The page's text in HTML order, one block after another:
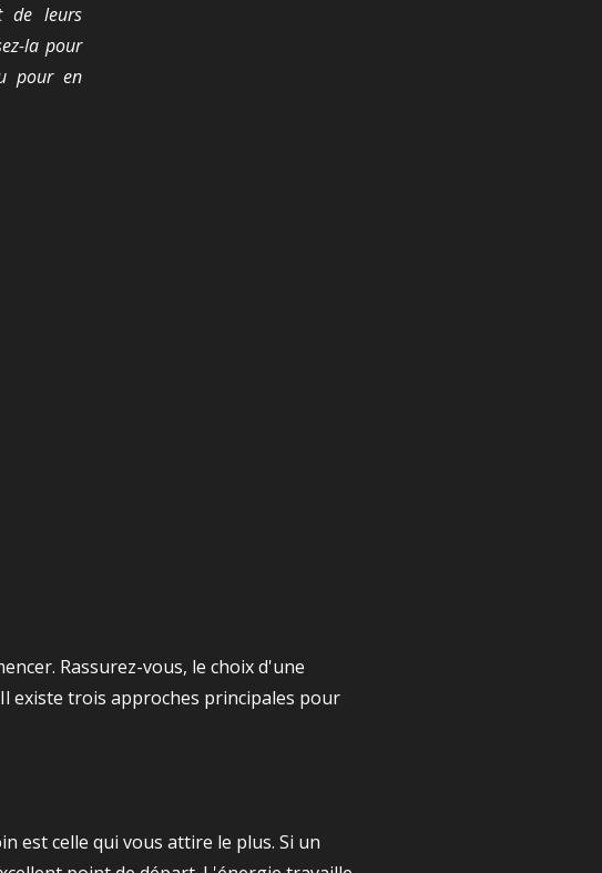
de leurs
la pour
pour en
Rassurez-vous, le choix d'une
existe trois approches principales pour
est celle qui vous attire le plus. Si un